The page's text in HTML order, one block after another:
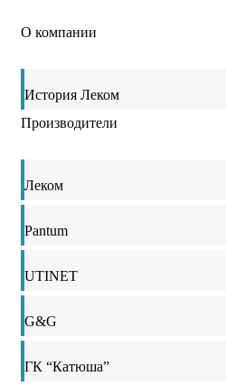
О компании
История Леком
Производители
Леком
Pantum
UTINET
G&G
ГК “Катюша”